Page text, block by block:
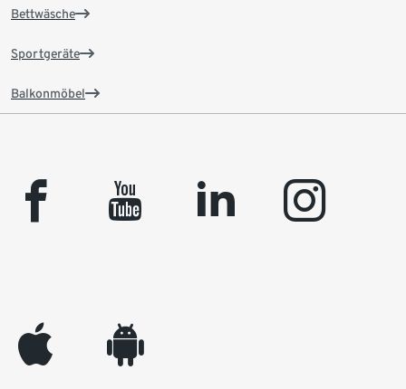
Bettwäsche
Sportgeräte
Balkonmöbel
facebook youtube linkedin instagram
appleinc android